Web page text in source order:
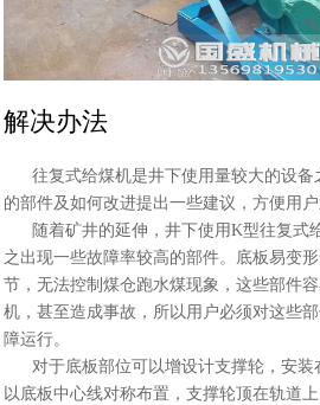
解决办法
往复式给煤机是井下使用量较大的设备
的部件及如何改进提出一些建议，方便用
随着矿井的延伸，井下使用K型往复式
之出现一些故障率较高的部件。底板易变
节，无法控制煤仓跑水煤现象，这些部件
机，甚至造成事故，所以用户必须对这些
障运行。
对于底板部位可以增设计支撑轮，安装
以底板中心线对称布置，支撑轮顶在轨道